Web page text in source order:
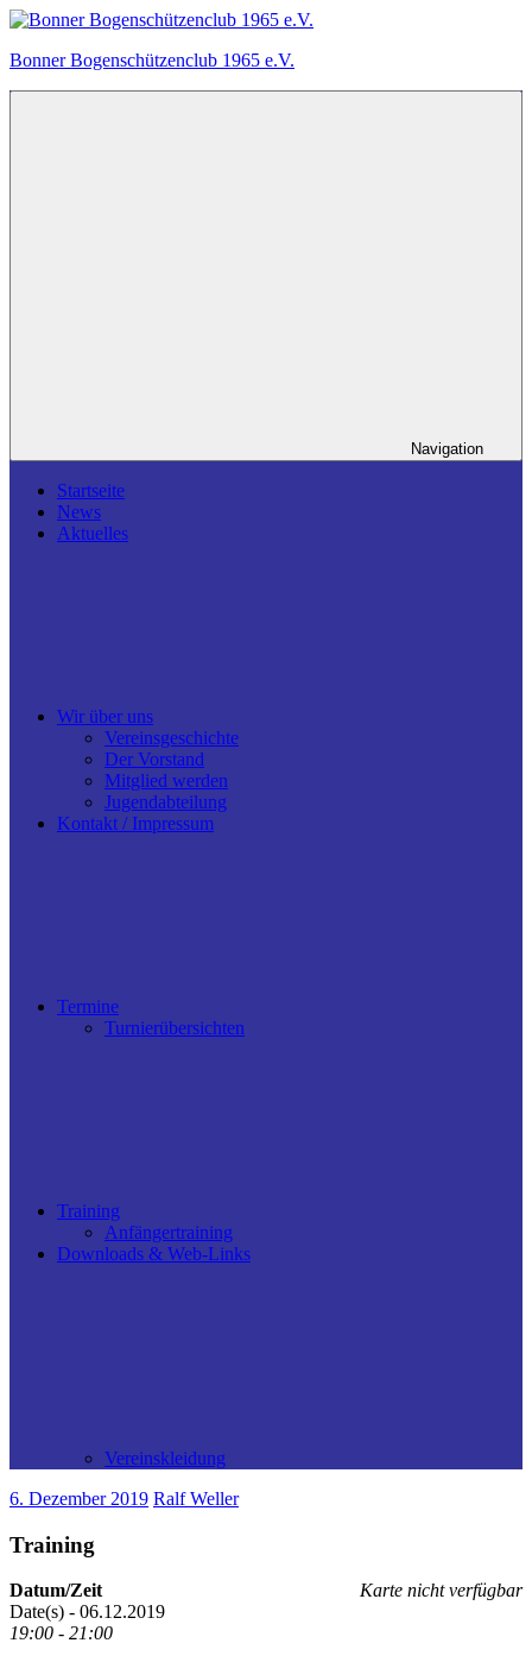
Zum
springen
Bonner Bogenschützenclub 1965 e.V.
Navigation
Startseite
News
Aktuelles
Wir über uns
Vereinsgeschichte
Der Vorstand
Mitglied werden
Jugendabteilung
Kontakt / Impressum
Termine
Turnierübersichten
Training
Anfängertraining
Downloads & Web-Links
Vereinskleidung
6. Dezember 2019 Ralf Weller
Training
Karte nicht verfügbar
Datum/Zeit
Date(s) - 06.12.2019
19:00 - 21:00